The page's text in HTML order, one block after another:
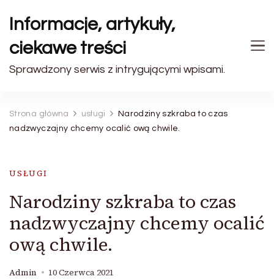
Informacje, artykuły,
ciekawe treści
Sprawdzony serwis z intrygującymi wpisami.
Strona główna usługi
Narodziny szkraba to czas
nadzwyczajny chcemy ocalić ową chwile.
USŁUGI
Narodziny szkraba to czas
nadzwyczajny chcemy ocalić
ową chwile.
Admin 10 Czerwca 2021